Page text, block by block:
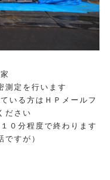
測定を行います
いる方はＨＰメールフ
ださい
０分程度で終わります
ですが）